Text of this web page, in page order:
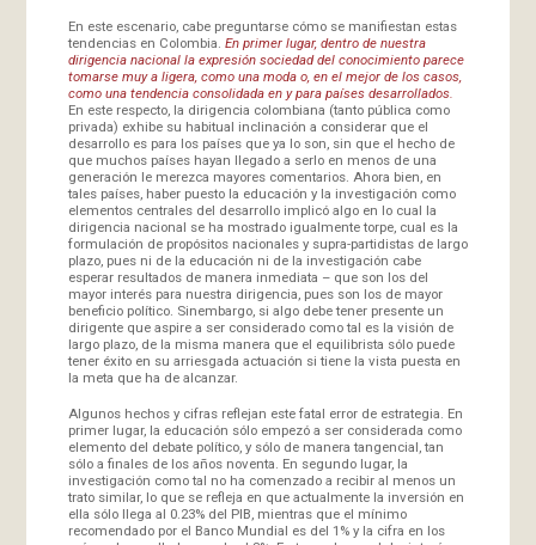
En este escenario, cabe preguntarse cómo se manifiestan estas
tendencias en Colombia. En primer lugar, dentro de nuestra
dirigencia nacional la expresión sociedad del conocimiento parece
tomarse muy a ligera, como una moda o, en el mejor de los casos,
como una tendencia consolidada en y para países desarrollados.
En este respecto, la dirigencia colombiana (tanto pública como
privada) exhibe su habitual inclinación a considerar que el
desarrollo es para los países que ya lo son, sin que el hecho de
que muchos países hayan llegado a serlo en menos de una
generación le merezca mayores comentarios. Ahora bien, en
tales países, haber puesto la educación y la investigación como
elementos centrales del desarrollo implicó algo en lo cual la
dirigencia nacional se ha mostrado igualmente torpe, cual es la
formulación de propósitos nacionales y supra-partidistas de largo
plazo, pues ni de la educación ni de la investigación cabe
esperar resultados de manera inmediata – que son los del
mayor interés para nuestra dirigencia, pues son los de mayor
beneficio político. Sinembargo, si algo debe tener presente un
dirigente que aspire a ser considerado como tal es la visión de
largo plazo, de la misma manera que el equilibrista sólo puede
tener éxito en su arriesgada actuación si tiene la vista puesta en
la meta que ha de alcanzar.
Algunos hechos y cifras reflejan este fatal error de estrategia. En
primer lugar, la educación sólo empezó a ser considerada como
elemento del debate político, y sólo de manera tangencial, tan
sólo a finales de los años noventa. En segundo lugar, la
investigación como tal no ha comenzado a recibir al menos un
trato similar, lo que se refleja en que actualmente la inversión en
ella sólo llega al 0.23% del PIB, mientras que el mínimo
recomendado por el Banco Mundial es del 1% y la cifra en los